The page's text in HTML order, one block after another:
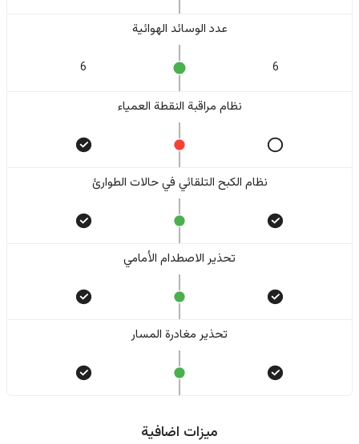
عدد الوسائد الهوائية
6
6
نظام مراقبة النقطة العمياء
نظام الكبح التلقائي في حالات الطوارئ
تحذير الاصطدام الأمامي
تحذير مغادرة المسار
ميزات اضافية